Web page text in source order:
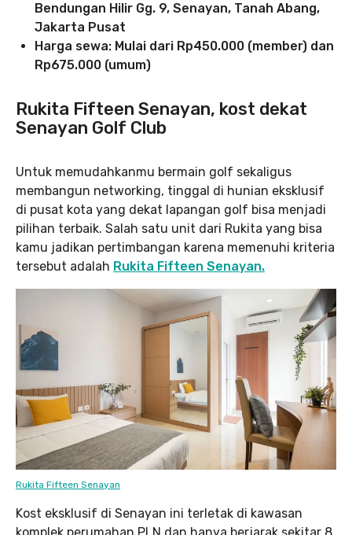
Bendungan Hilir Gg. 9, Senayan, Tanah Abang,
Jakarta Pusat
Harga sewa: Mulai dari Rp450.000 (member) dan
Rp675.000 (umum)
Rukita Fifteen Senayan, kost dekat
Senayan Golf Club
Untuk memudahkanmu bermain golf sekaligus
membangun networking, tinggal di hunian eksklusif
di pusat kota yang dekat lapangan golf bisa menjadi
pilihan terbaik. Salah satu unit dari Rukita yang bisa
kamu jadikan pertimbangan karena memenuhi kriteria
tersebut adalah Rukita Fifteen Senayan.
Rukita Fifteen Senayan
Kost eksklusif di Senayan ini terletak di kawasan